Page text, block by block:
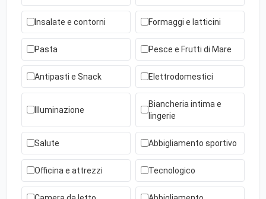
Insalate e contorni Formaggi e latticini
Pasta Pesce e Frutti di Mare
Antipasti e Snack Elettrodomestici
Illuminazione
Biancheria intima e
lingerie
Salute Abbigliamento sportivo
Officina e attrezzi Tecnologico